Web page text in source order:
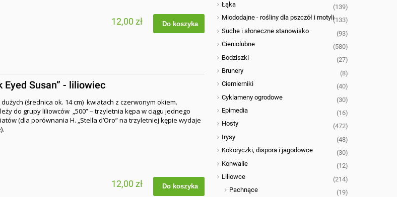
12,00 zł Do koszyka
Eyed Susan” - liliowiec
dużych (średnica ok. 14 cm) kwiatach z czerwonym okiem.
do grupy liliowców „500” – trzyletnia kępa w ciągu jednego
(dla porównania H. „Stella d’Oro” na trzyletniej kępie wydaje
12,00 zł Do koszyka
Łąka
(139)
Miododajne - rośliny dla pszczół i motyli(133)
Suche i słoneczne stanowisko
(93)
Cieniolubne
(580)
Bodziszki
(27)
Brunery
(8)
Ciemierniki
(40)
Cyklameny ogrodowe
(30)
Epimedia
(16)
Hosty
(472)
Irysy
(48)
Kokoryczki, dispora i jagodowce
(30)
Konwalie
(12)
Liliowce
(214)
Pachnące
(19)